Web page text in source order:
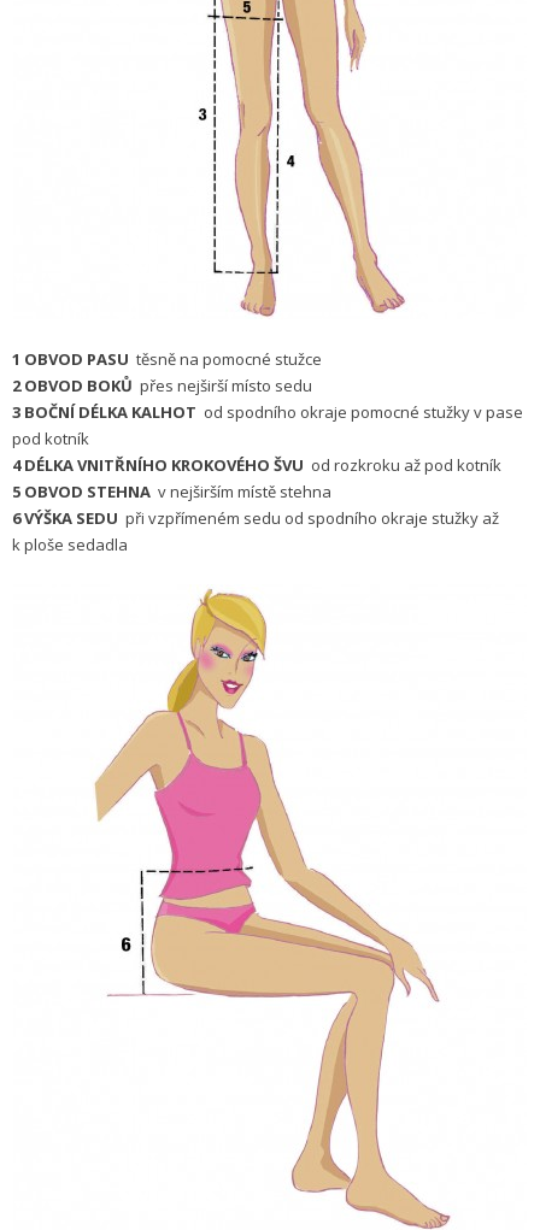
1 OBVOD PASU těsně na pomocné stužce
2 OBVOD BOKŮ přes nejširší místo sedu
3 BOČNÍ DÉLKA KALHOT od spodního okraje pomocné stužky v pase
pod kotník
4 DÉLKA VNITŘNÍHO KROKOVÉHO ŠVU od rozkroku až pod kotník
5 OBVOD STEHNA v nejširším místě stehna
6 VÝŠKA SEDU při vzpřímeném sedu od spodního okraje stužky až
k ploše sedadla